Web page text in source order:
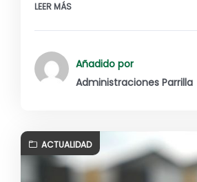
LEER MÁS
Añadido por
Administraciones Parrilla
ACTUALIDAD